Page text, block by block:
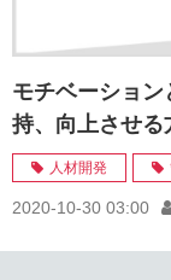
モチベーショ
持、向上させる
人材開発
2020-10-30 03:00